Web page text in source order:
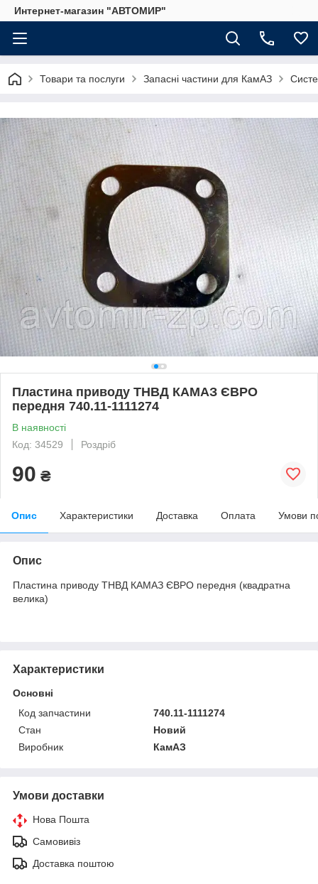
Интернет-магазин "АВТОМИР"
Товари та послуги Запасні частини для КамАЗ
Пластина приводу ТНВД КАМАЗ ЄВРО
передня 740.11-1111274
В наявності
Код: 34529
Роздріб
90 ₴
Опис Характеристики Доставка Оплата Умови
Опис
Пластина приводу ТНВД КАМАЗ ЄВРО передня (квадратна
велика)
Характеристики
Основні
Код запчастини
740.11-1111274
Стан
Новий
Виробник
КамАЗ
Умови доставки
Нова Пошта
Самовивіз
Доставка поштою